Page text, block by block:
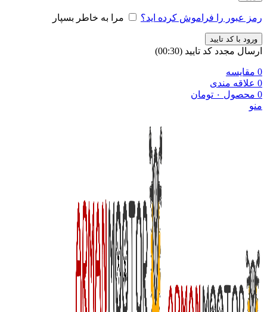
رمز عبور را فراموش کرده اید؟ مرا به خاطر بسپار
ورود با کد تایید
ارسال مجدد کد تایید (00:
30
)
0 مقایسه
0 علاقه مندی
0 محصول ۰ تومان
منو